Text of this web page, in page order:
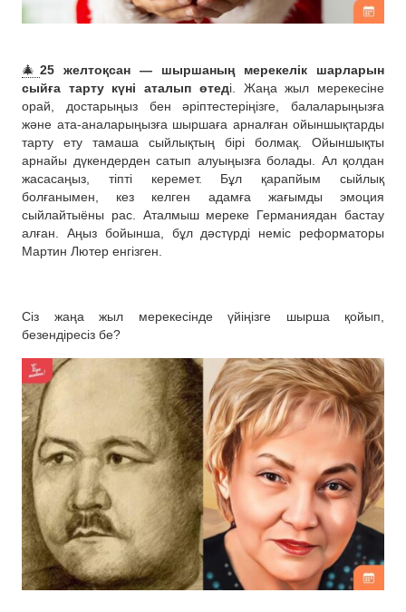
🎄 25 желтоқсан — шыршаның мерекелік шарларын
сыйға тарту күні аталып өтеді. Жаңа жыл мерекесіне
орай, достарыңыз бен әріптестеріңізге, балаларыңызға
және ата-аналарыңызға шыршаға арналған ойыншықтарды
тарту ету тамаша сыйлықтың бірі болмақ. Ойыншықты
арнайы дүкендерден сатып алуыңызға болады. Ал қолдан
жасасаңыз, тіпті керемет. Бұл қарапйым сыйлық
болғанымен, кез келген адамға жағымды эмоция
сыйлайтыёны рас. Аталмыш мереке Германиядан бастау
алған. Аңыз бойынша, бұл дәстүрді неміс реформаторы
Мартин Лютер енгізген.
Сіз жаңа жыл мерекесінде үйіңізге шырша қойып,
безендіресіз бе?